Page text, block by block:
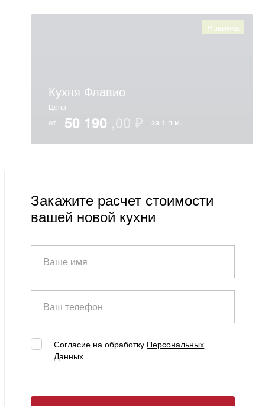
Новинка
Кухня Флавио
Цена
от 50 190 за 1 п.м.
Закажите расчет стоимости
вашей новой кухни
Ваше имя
Ваш телефон
Согласие на обработку Персональных
Данных